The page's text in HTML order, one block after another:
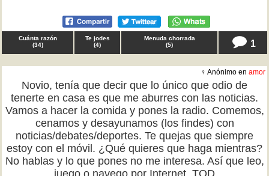
Cuánta razón
(34)
Te jodes
(4)
Menuda chorrada
(5) 1
♀ Anónimo en amor
Novio, tenía que decir que lo único que odio de
tenerte en casa es que me aburres con las noticias.
Vamos a hacer la comida y pones la radio. Comemos,
cenamos y desayunamos (los findes) con
noticias/debates/deportes. Te quejas que siempre
estoy con el móvil. ¿Qué quieres que haga mientras?
No hablas y lo que pones no me interesa. Así que leo,
juego o navego por Internet. TQD